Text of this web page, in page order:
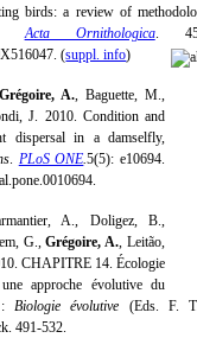
birds: a review of
Acta Ornithologica.
(suppl. info)
Grégoire, A., Baguette, M.,
J. 2010. Condition and
dispersal in a damselfly,
. PLoS ONE.5(5): e10694.
A., Doligez, B.,
G.,Grégoire, A., Leitão,
CHAPITRE 14. Écologie
approche évolutive du
:Biologie évolutive (Eds. F.
491-532.